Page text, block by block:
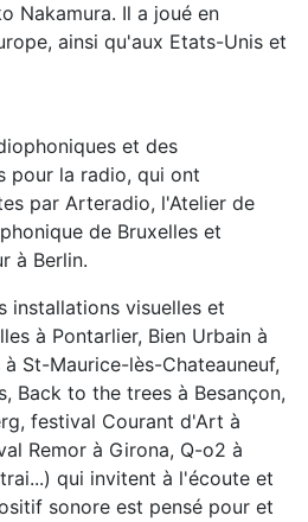
Nakamura. Il a joué en
ainsi qu'aux Etats-Unis et
et des
pour la radio, qui ont
par Arteradio, l'Atelier de
de Bruxelles et
à Berlin.
installations visuelles et
à Pontarlier, Bien Urbain à
St-Maurice-lès-Chateauneuf,
Back to the trees à Besançon,
festival Courant d'Art à
Remor à Girona, Q-o2 à
qui invitent à l'écoute et
sonore est pensé pour et